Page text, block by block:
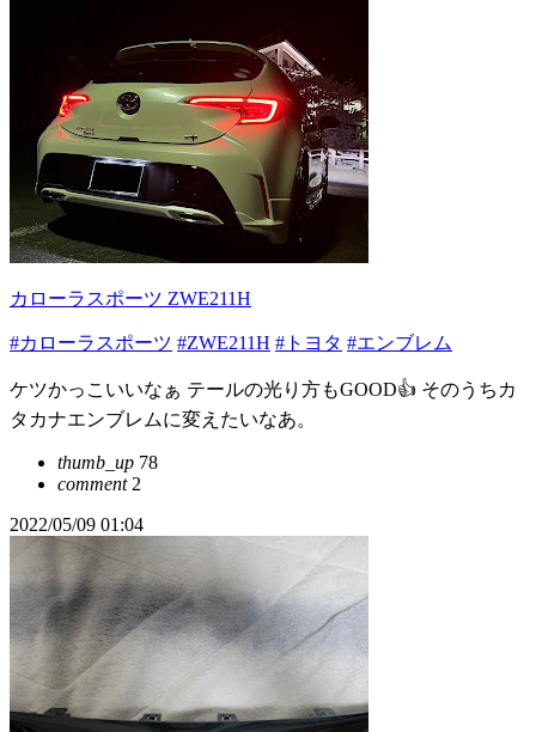
カローラスポーツ ZWE211H
#カローラスポーツ #ZWE211H #トヨタ #エンブレム
ケツかっこいいなぁ テールの光り方もGOOD👍 そのうちカ
タカナエンブレムに変えたいなあ。
thumb_up 78
comment2
2022/05/09 01:04